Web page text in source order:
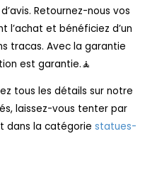
Retournez-nous vos
l’achat et bénéficiez d’un
tracas. Avec la garantie
est garantie.🧘
tous les détails sur notre
laissez-vous tenter par
dans la catégorie statues-